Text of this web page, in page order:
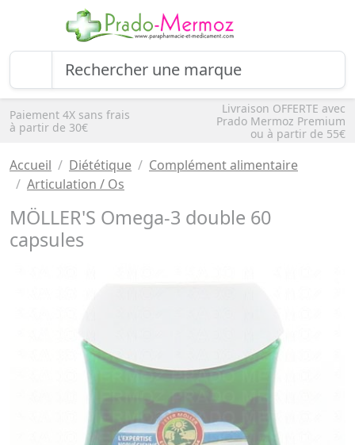
Paiement 4X sans frais
à partir de 30€
Livraison OFFERTE avec
Prado Mermoz Premium
ou à partir de 55€
Accueil Diététique
Complément alimentaire
Articulation / Os
MÖLLER'S Omega-3 double 60
capsules